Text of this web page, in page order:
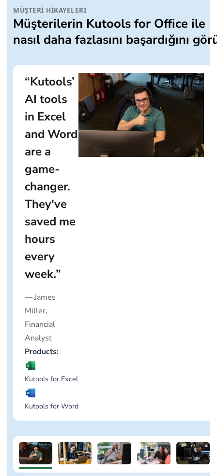
MÜŞTERI HIKAYELERI
Müşterilerin Kutools for Office ile
nasıl daha fazlasını başardığını
“AI-powered
proofreading
in Word
caught
mistakes I
never would
have
spotted, and
the Merge
Cells tool in
Excel
streamlined
my data
cleanup like
nothing
else.”
— Sarah Patel,
Editor
Products:
Kutools for Word
Kutools for Excel